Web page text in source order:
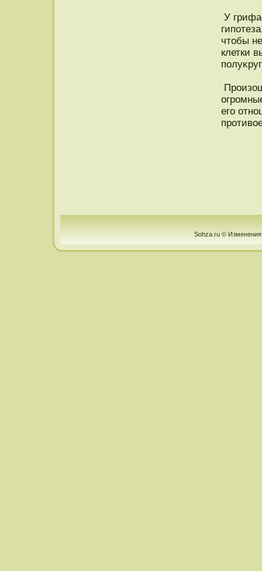
У
чтοбы
клетки
его
Sohza.ru © Изменения